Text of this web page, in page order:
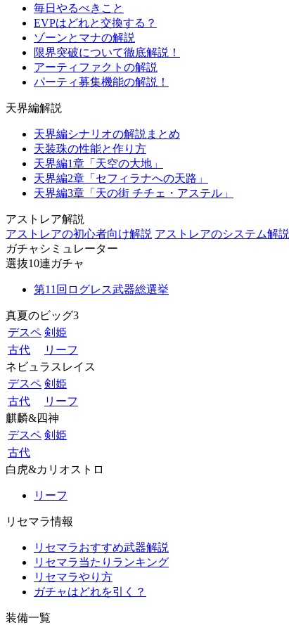
毎日やるべきこと
EVPはどれと交換する？
ゾーンとマナの解説
限界突破について徹底解説！
アーティファクトの解説
パーティ募集機能の解説！
天界編解説
天界編シナリオの解説まとめ
天装珠の性能と作り方
天界編1章「天空の大地」
天界編2章「セフィラナへの天路」
天界編3章「天の街 チチェ・アステル」
アストレア解説
アストレアの初心者向け解説 アストレアのシステム解説
ガチャシミュレーター
選抜10連ガチャ
第11回ログレス武器総選挙
真夏のビッグ3
デスペ 剣姫
古代
リーフ
ネビュラスレイス
デスペ 剣姫
古代
リーフ
麒麟&四神
デスペ 剣姫
古代
白虎&カリオストロ
リーフ
リセマラ情報
リセマラおすすめ武器解説
リセマラ当たりランキング
リセマラやり方
ガチャはどれを引く？
装備一覧